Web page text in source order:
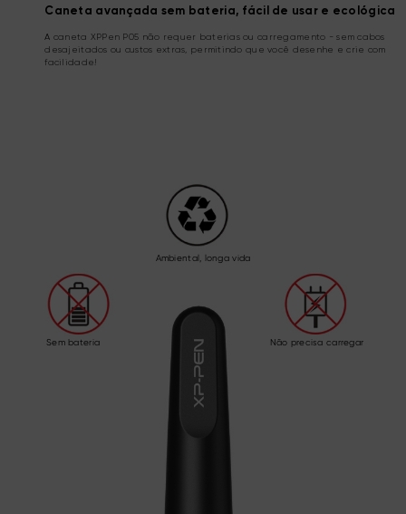
Caneta avançada sem bateria, fácil de usar e ecológica
A caneta XPPen P05 não requer baterias ou carregamento - sem cabos
desajeitados ou custos extras, permitindo que você desenhe e crie com
facilidade!
Ambiental, longa vida
Sem bateria Não precisa carregar